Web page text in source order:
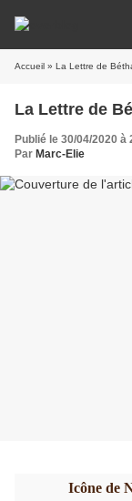
Accueil » La Lettre de
La Lettre de
Publié le 30/04/2020 à
Par Marc-Elie
Icône de